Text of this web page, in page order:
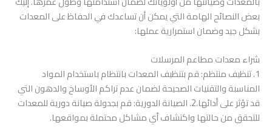
بعض النصائح الهامة التي يمكن أن تساعدك في الحفاظ على المعدات
بشكل جيد وضمان استمرارية عملها:
شراء معدات مطاعم المرسلات
1. تنظيف منتظم: قم بتنظيف المعدات بانتظام باستخدام المواد
المناسبة والتقنيات الصحيحة لضمان عدم تراكم الأوساخ والدهون التي
قد تؤثر على أدائها.2. الصيانة الدورية: قم بجدولة صيانة دورية للمعدات
للتحقق من حالتها واكتشاف أي مشاكل محتملة بمواقعها.